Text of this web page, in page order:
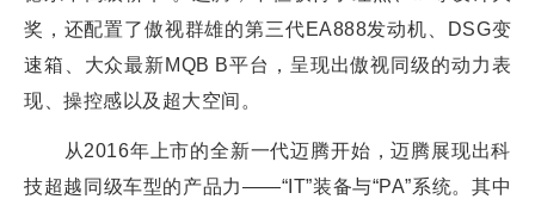
奖，还配置了傲视群雄的第三代EA888发动机、DSG变
速箱、大众最新MQB B平台，呈现出傲视同级的动力表
现、操控感以及超大空间。
从2016年上市的全新一代迈腾开始，迈腾展现出科
技超越同级车型的产品力——“IT”装备与“PA”系统。其中